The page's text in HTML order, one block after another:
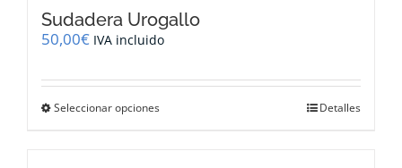
Sudadera Urogallo
50,00€ IVA incluido
Seleccionar opciones Detalles